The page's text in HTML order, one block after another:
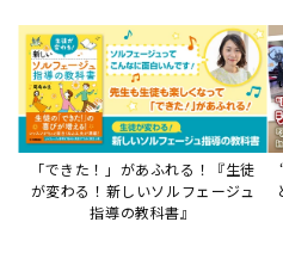
ード活用術
サイトからのお知らせ